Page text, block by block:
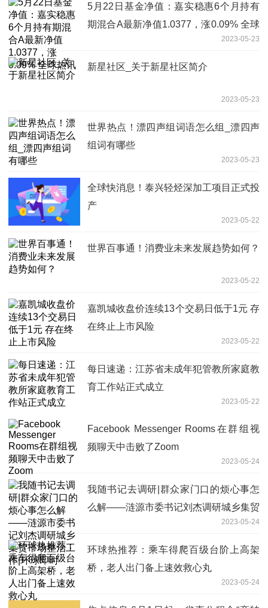
5月22日基金净值：嘉实稳惠6个月持有
期混合A最新净值1.0377，涨0.09% 全球
2023-05-23
新星社区_关于新星社区简介
2023-05-23
世界热点！漂四声组词语怎么组_漂四声
组词有哪些
2023-05-23
全球快消息！泰兴轻烃深加工项目正式投
产
2023-05-22
世界百事通！消费业未来发展趋势如何？
2023-05-22
嘉凯城收盘价连续13个交易日低于1元 存
在终止上市风险
2023-05-22
每日速递：江苏省未成年犯管教所家庭教
育工作站正式成立
2023-05-22
Facebook Messenger Rooms在群组视
频聊天中击败了Zoom
2023-05-24
我随书记去调研|群众家门口的烦心事怎
么解——涟源市委书记刘杰调研城乡集贸
2023-05-24
环球热推荐：乘车得爬百级台阶上高架
桥，老人出门备上速效救心丸
2023-05-24